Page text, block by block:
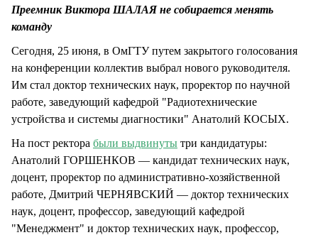
Преемник Виктора ШАЛАЯ не собирается менять
команду
Сегодня, 25 июня, в ОмГТУ путем закрытого голосования
на конференции коллектив выбрал нового руководителя.
Им стал доктор технических наук, проректор по научной
работе, заведующий кафедрой "Радиотехнические
устройства и системы диагностики" Анатолий КОСЫХ.
На пост ректора были выдвинуты три кандидатуры:
Анатолий ГОРШЕНКОВ — кандидат технических наук,
доцент, проректор по административно-хозяйственной
работе, Дмитрий ЧЕРНЯВСКИЙ — доктор технических
наук, доцент, профессор, заведующий кафедрой
"Менеджмент" и доктор технических наук, профессор,